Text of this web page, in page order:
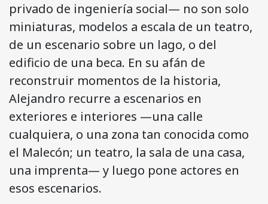
privado de ingeniería social— no son solo
miniaturas, modelos a escala de un teatro,
de un escenario sobre un lago, o del
edificio de una beca. En su afán de
reconstruir momentos de la historia,
Alejandro recurre a escenarios en
exteriores e interiores —una calle
cualquiera, o una zona tan conocida como
el Malecón; un teatro, la sala de una casa,
una imprenta— y luego pone actores en
esos escenarios.